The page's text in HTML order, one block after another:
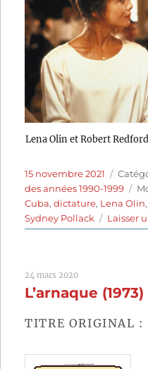
Lena Olin et Robert
Publié
le
15 novembre 2021
des années 1990-1999
Cuba,dictature, Lena Olin,
Sydney Pollack
Laisser
24 mars 2020
L’arnaque
TITRE ORIGINAL